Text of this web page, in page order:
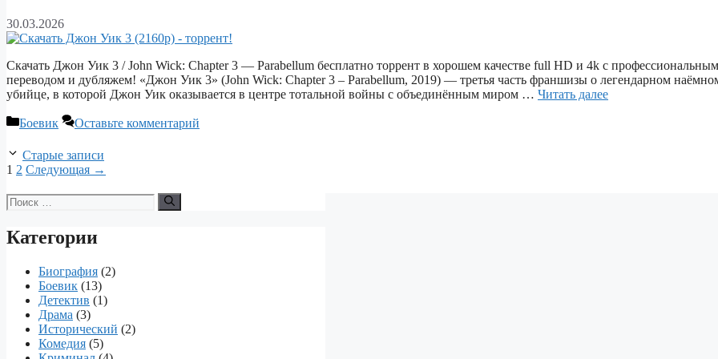
30.03.2026
Скачать Джон Уик 3 / John Wick: Chapter 3 — Parabellum бесплатно торрент в хорошем качестве full HD и 4k с профессиональным
переводом и дубляжем! «Джон Уик 3» (John Wick: Chapter 3 – Parabellum, 2019) — третья часть франшизы о легендарном
убийце, в которой Джон Уик оказывается в центре тотальной войны с объединённым миром … Читать далее
Рубрики
Боевик Оставьте комментарий
Старые записи
Страница
1 Страница
2 Следующая →
Поиск:
Категории
Биография (2)
Боевик (13)
Детектив (1)
Драма (3)
Исторический (2)
Комедия (5)